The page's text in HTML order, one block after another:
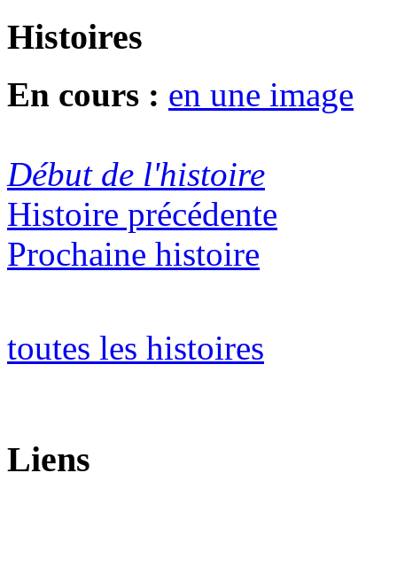
Histoires
En cours : en une image
Début de l'histoire
Histoire précédente
Prochaine histoire
toutes les histoires
Liens